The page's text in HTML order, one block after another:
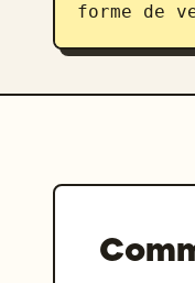
forme de